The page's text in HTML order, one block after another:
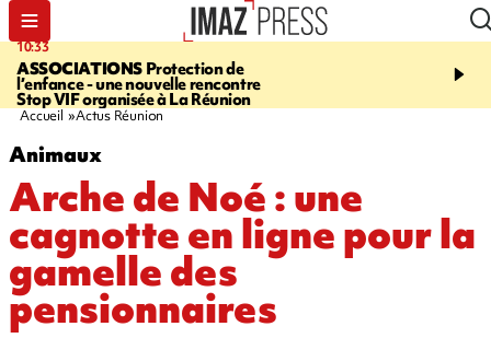
10:33
ASSOCIATIONSProtection de
l’enfance - une nouvelle rencontre
Stop VIF organisée à La Réunion
15:03
Vaste feu
l'ouest du pays, 20.000
Accueil Actus Réunion
Animaux
Arche de Noé : une
cagnotte en ligne pour la
gamelle des
pensionnaires